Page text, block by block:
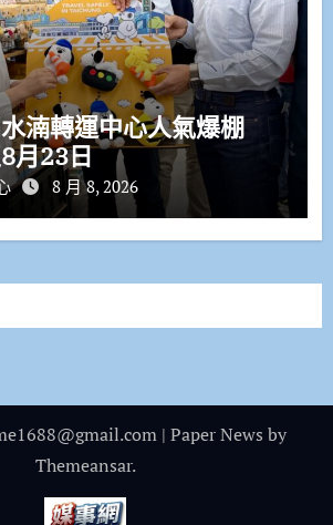
湳轉運中心人氣爆棚
月23日
8 月 8, 2026
| Paper News by
Themeansar.